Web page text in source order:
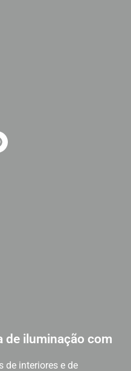
de iluminação com
de interiores e de